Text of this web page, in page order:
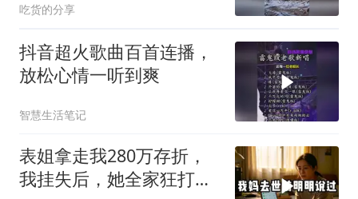
吃货的分享
抖音超火歌曲百首连播，
放松心情一听到爽
智慧生活笔记
表姐拿走我280万存折，
我挂失后，她全家狂打